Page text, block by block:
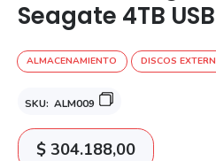
Seagate 4TB
ALMACENAMIENTO DISCOS
SKU: ALM009
$304.188,00